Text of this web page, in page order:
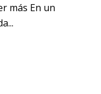
más En un